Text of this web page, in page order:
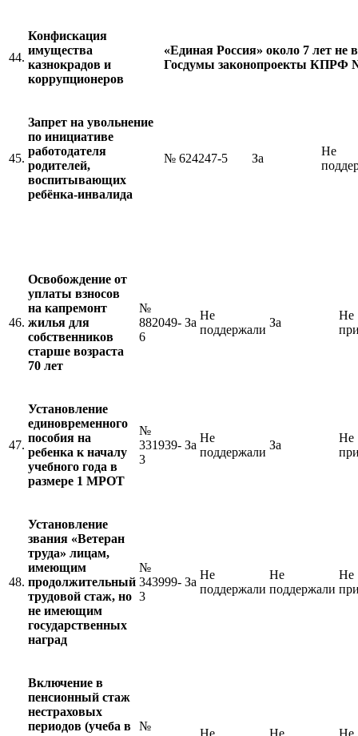
44.
Конфискация
имущества
казнокрадов и
коррупционеров
«Единая Россия» около 7 лет не
Госдумы законопроекты КПРФ
45.
Запрет на увольнение
по инициативе
работодателя
родителей,
воспитывающих
ребёнка-инвалида
№ 624247-5 За
Не
46.
Освобождение от
уплаты взносов
на капремонт
жилья для
собственников
старше возраста
70 лет
№
882049-
6
За
Не
поддержали
За
Не
47.
Установление
единовременного
пособия на
ребенка к началу
учебного года в
размере 1 МРОТ
№
331939-
3
За
Не
поддержали
За
Не
48.
Установление
звания «Ветеран
труда» лицам,
имеющим
продолжительный
трудовой стаж, но
не имеющим
государственных
наград
№
343999-
3
За
Не
поддержали
Не
поддержали
Не
Включение в
пенсионный стаж
нестраховых
периодов (учеба в №
Не Не Не